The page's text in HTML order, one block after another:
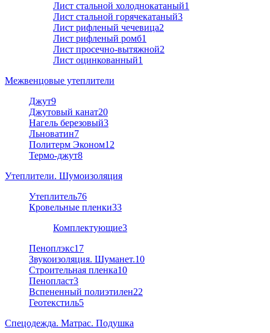
Лист стальной холоднокатаный1
Лист стальной горячекатаный3
Лист рифленый чечевица2
Лист рифленый ромб1
Лист просечно-вытяжной2
Лист оцинкованный1
Межвенцовые утеплители
Джут9
Джутовый канат20
Нагель березовый3
Льноватин7
Политерм Эконом12
Термо-джут8
Утеплители. Шумоизоляция
Утеплитель76
Кровельные пленки33
Комплектующие3
Пеноплэкс17
Звукоизоляция. Шуманет.10
Строительная пленка10
Пенопласт3
Вспененный полиэтилен22
Геотекстиль5
Спецодежда. Матрас. Подушка